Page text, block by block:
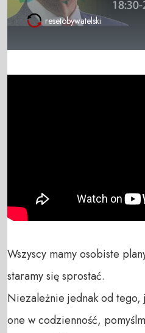
resetobywatelski
Wszyscy mamy osobiste
staramy się sprostać.
Niezależnie jednak od tego,
one w codzienność,